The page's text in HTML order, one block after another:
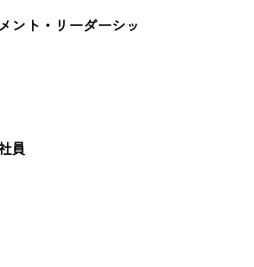
ント・リーダーシッ
員